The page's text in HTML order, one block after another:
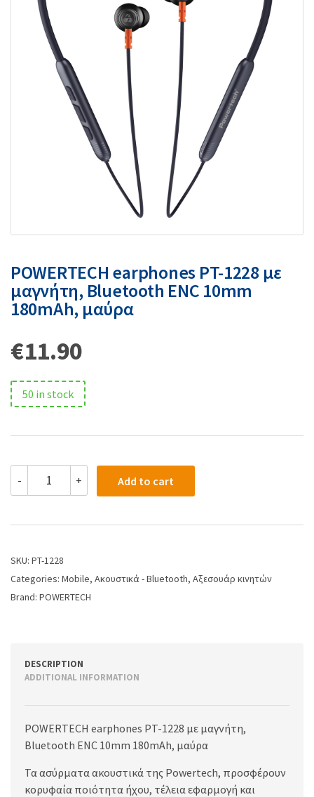
POWERTECH earphones PT-1228 με
μαγνήτη, Bluetooth ENC 10mm
180mAh, μαύρα
€11.90
50 in stock
- + Add to cart
SKU: PT-1228
Categories: Mobile, Ακουστικά - Bluetooth, Αξεσουάρ κινητών
Brand: POWERTECH
DESCRIPTION
ADDITIONAL INFORMATION
POWERTECH earphones PT-1228 με μαγνήτη,
Bluetooth ENC 10mm 180mAh, μαύρα
Τα ασύρματα ακουστικά της Powertech, προσφέρουν
κορυφαία ποιότητα ήχου, τέλεια εφαρμογή και